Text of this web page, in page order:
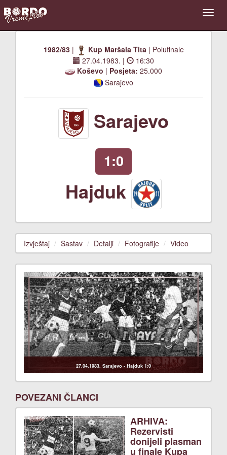
1982/83| Kup Maršala Tita| Polufinale
27.04.1983. |
16:30
Koševo | Posjeta: 25.000
Sarajevo
Sarajevo
1:0
Hajduk
Izvještaj Sastav Detalji Fotografije Video
27.04.1983. Sarajevo - Hajduk 1:0
Previous Next
POVEZANI ČLANCI
ARHIVA:
Rezervisti
donijeli plasman
u finale Kupa